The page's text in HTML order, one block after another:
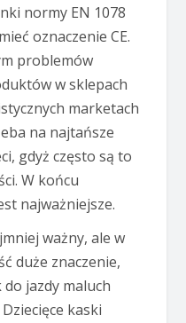
normy EN 1078
oznaczenie CE.
problemów
w sklepach
marketach
na najtańsze
gdyż często są to
W końcu
najważniejsze.
ważny, ale w
duże znaczenie,
jazdy maluch
kaski